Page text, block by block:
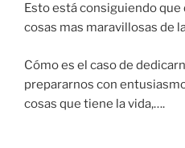
Esto está consiguiendo que
cosas mas maravillosas de
Cómo es el caso de
prepararnos con
cosas que tiene la vida,….